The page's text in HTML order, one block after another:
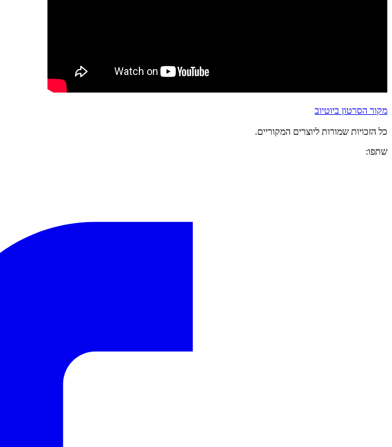
מקור הסרטון ביוטיוב
כל הזכויות שמורות ליוצרים המקוריים.
שתפו: